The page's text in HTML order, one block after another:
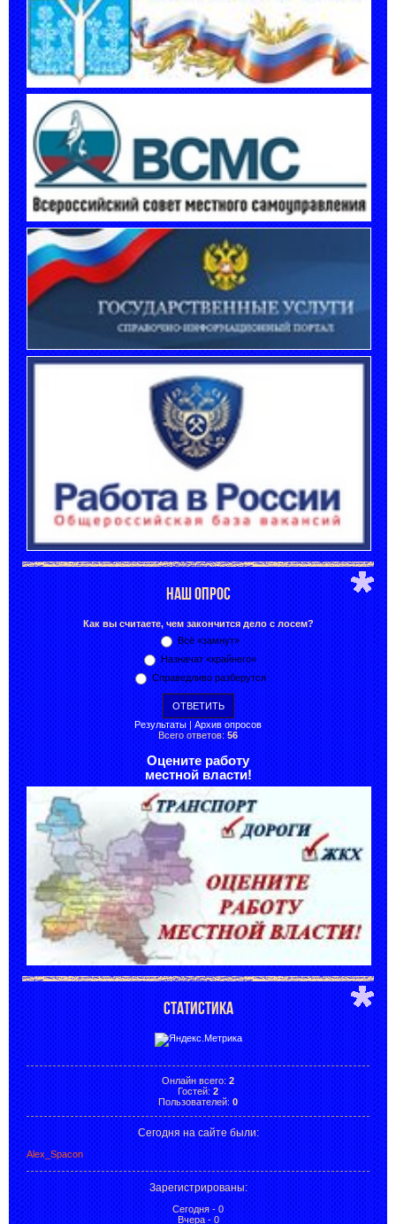
НАШ ОПРОС
Как вы считаете, чем закончится дело с лосем?
Всё «замнут»
Назначат «крайнего»
Справедливо разберутся
Результаты | Архив опросов
Всего ответов: 56
Оцените работу
местной власти!
СТАТИСТИКА
Онлайн всего: 2
Гостей: 2
Пользователей: 0
Сегодня на сайте были:
Alex_Spacon
Зарегистрированы:
Сегодня - 0
Вчера - 0